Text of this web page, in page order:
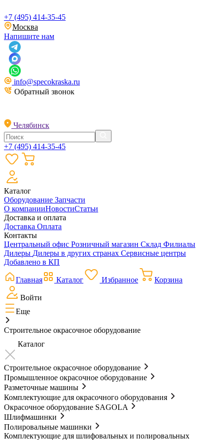
+7 (495) 414-35-45
Москва
Напишите нам
info@specokraska.ru
Обратный звонок
Челябинск
+7 (495) 414-35-45
Каталог
Оборудование Запчасти
О компанииНовостиСтатьи
Доставка и оплата
Доставка Оплата
Контакты
Центральный офис Розничный магазин Склад Филиалы
Дилеры Дилеры в других странах Сервисные центры
Добавлено в КП
Главная Каталог Избранное Корзина
Войти
Еще
Строительное окрасочное оборудование
Каталог
Строительное окрасочное оборудование
Промышленное окрасочное оборудование
Разметочные машины
Комплектующие для окрасочного оборудования
Окрасочное оборудование SAGOLA
Шлифмашинки
Полировальные машинки
Комплектующие для шлифовальных и полировальных